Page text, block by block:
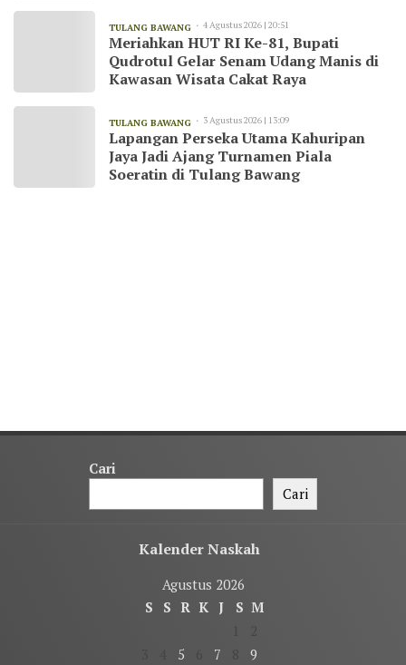
TULANG BAWANG 4 Agustus 2026 | 20:51
Meriahkan HUT RI Ke-81, Bupati
Qudrotul Gelar Senam Udang Manis di
Kawasan Wisata Cakat Raya
TULANG BAWANG 3 Agustus 2026 | 13:09
Lapangan Perseka Utama Kahuripan
Jaya Jadi Ajang Turnamen Piala
Soeratin di Tulang Bawang
Cari
Cari
Kalender Naskah
Agustus 2026
S
S R K J S M
5 7
9